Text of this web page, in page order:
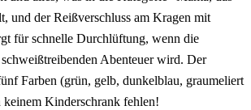
und der Reißverschluss am Kragen mit
für schnelle Durchlüftung, wenn die
Abenteuer wird. Der
Farben (grün, gelb, dunkelblau, graumeliert
Kinderschrank fehlen!